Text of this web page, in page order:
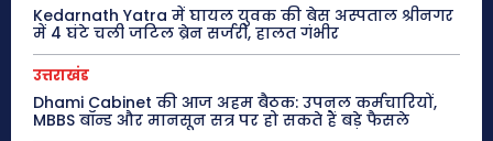
Kedarnath Yatra में घायल युवक की बेस अस्पताल श्रीनगर
में 4 घंटे चली जटिल ब्रेन सर्जरी, हालत गंभीर
उत्तराखंड
Dhami Cabinet की आज अहम बैठक: उपनल कर्मचारियों,
MBBS बॉन्ड और मानसून सत्र पर हो सकते हैं बड़े फैसले